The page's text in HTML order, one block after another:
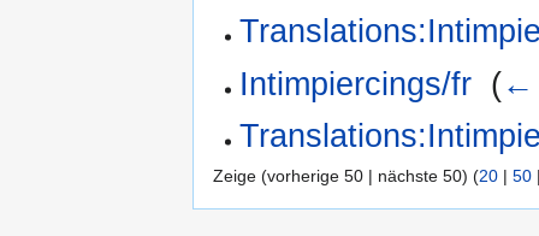
Intimpiercings/fr (←
Zeige (vorherige 50 | nächste 50) (20 | 50